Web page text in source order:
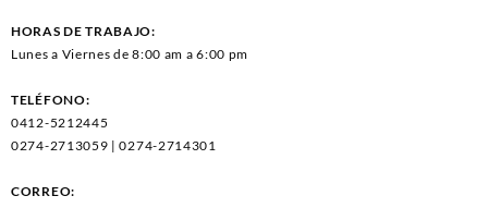
HORAS DE TRABAJO:
Lunes a Viernes de 8:00 am a 6:00 pm
TELÉFONO:
0412-5212445
0274-2713059 | 0274-2714301
CORREO: